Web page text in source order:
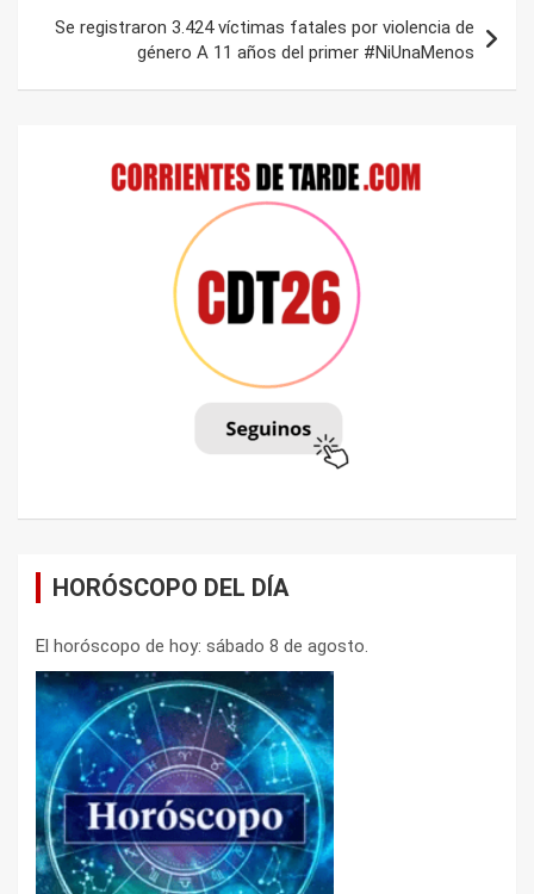
Se registraron 3.424 víctimas fatales por violencia de
género A 11 años del primer #NiUnaMenos
HORÓSCOPO DEL DÍA
El horóscopo de hoy: sábado 8 de agosto.